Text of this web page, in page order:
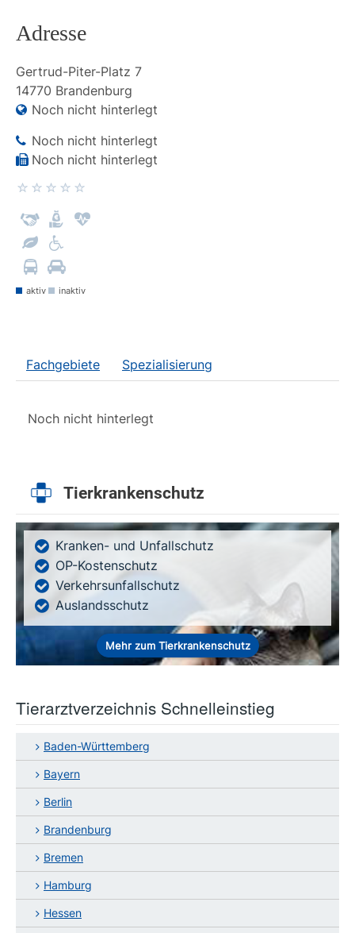
Adresse
Gertrud-Piter-Platz 7
14770 Brandenburg
Noch nicht hinterlegt
Noch nicht hinterlegt
Noch nicht hinterlegt
aktiv inaktiv
Fachgebiete Spezialisierung
Noch nicht hinterlegt
Tierkrankenschutz
Kranken- und Unfallschutz
OP-Kostenschutz
Verkehrsunfallschutz
Auslandsschutz
Mehr zum Tierkrankenschutz
Tierarztverzeichnis Schnelleinstieg
Baden-Württemberg
Bayern
Berlin
Brandenburg
Bremen
Hamburg
Hessen